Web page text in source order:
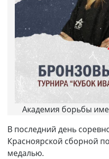
Академия борьбы
В последний день
Красноярской сборной
медалью.